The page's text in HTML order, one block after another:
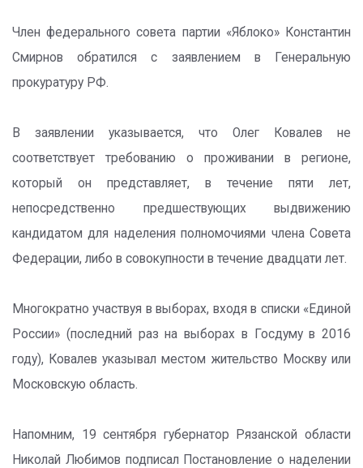
Член федерального совета партии «Яблоко» Константин
Смирнов обратился с заявлением в Генеральную
прокуратуру РФ.
В заявлении указывается, что Олег Ковалев не
соответствует требованию о проживании в регионе,
который он представляет, в течение пяти лет,
непосредственно предшествующих выдвижению
кандидатом для наделения полномочиями члена Совета
Федерации, либо в совокупности в течение двадцати лет.
Многократно участвуя в выборах, входя в списки «Единой
России» (последний раз на выборах в Госдуму в 2016
году), Ковалев указывал местом жительство Москву или
Московскую область.
Напомним, 19 сентября губернатор Рязанской области
Николай Любимов подписал Постановление о наделении